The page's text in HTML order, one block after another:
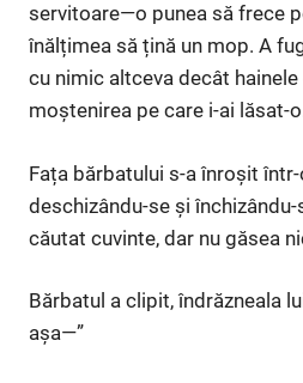
servitoare—o punea să frece
înălțimea să țină un mop. A
cu nimic altceva decât hainele
moștenirea pe care i-ai lăsat-
Fața bărbatului s-a înroșit
deschizându-se și
căutat cuvinte, dar nu găsea
Bărbatul a clipit, îndrăzneala
așa—”